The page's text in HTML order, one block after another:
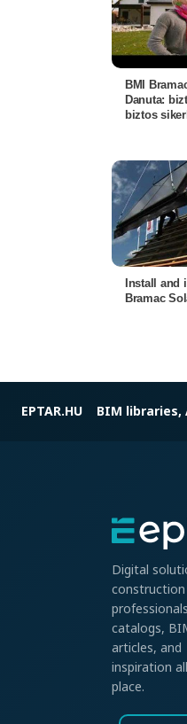
BMI
Danuta:
biztos
Install and
Bramac
EPTAR.HU BIM libraries,
Digital
construction
catalogs,
articles, and
inspiration
place.